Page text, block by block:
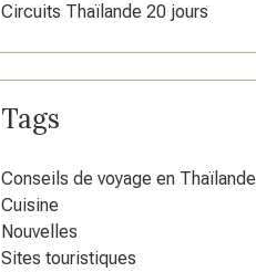
Circuits Thaïlande 20 jours
Tags
Conseils de voyage en Thaïlande
Cuisine
Nouvelles
Sites touristiques